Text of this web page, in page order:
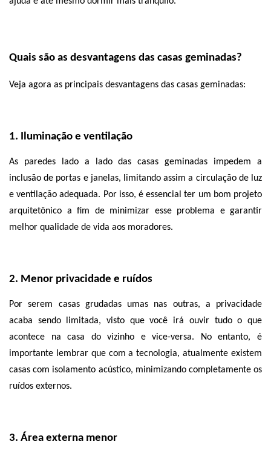
Quais são as desvantagens das casas geminadas?
Veja agora as principais desvantagens das casas geminadas:
1. Iluminação e ventilação
As paredes lado a lado das casas geminadas impedem a
inclusão de portas e janelas, limitando assim a circulação de luz
e ventilação adequada. Por isso, é essencial ter um bom projeto
arquitetônico a fim de minimizar esse problema e garantir
melhor qualidade de vida aos moradores.
2. Menor privacidade e ruídos
Por serem casas grudadas umas nas outras, a privacidade
acaba sendo limitada, visto que você irá ouvir tudo o que
acontece na casa do vizinho e vice-versa. No entanto, é
importante lembrar que com a tecnologia, atualmente existem
casas com isolamento acústico, minimizando completamente os
ruídos externos.
3. Área externa menor